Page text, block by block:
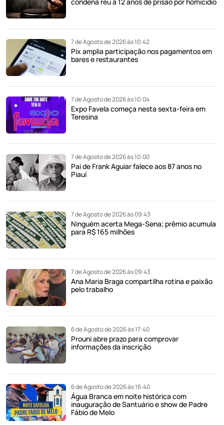
condena réu a 12 anos de prisão por homicídio
7 de Agosto de 2026 às 10:42
Pix amplia participação nos pagamentos em
bares e restaurantes
7 de Agosto de 2026 às 10:04
Expo Favela começa nesta sexta-feira em
Teresina
7 de Agosto de 2026 às 10:00
Pai de Frank Aguiar falece aos 87 anos no
Piauí
7 de Agosto de 2026 às 09:43
Ninguém acerta Mega-Sena; prêmio acumula
para R$ 165 milhões
7 de Agosto de 2026 às 09:43
Ana Maria Braga compartilha rotina e paixão
pelo trabalho
6 de Agosto de 2026 às 17:40
Prouni abre prazo para comprovar
informações da inscrição
6 de Agosto de 2026 às 16:40
Água Branca em noite histórica com
inauguração de Santuário e show de Padre
Fábio de Melo